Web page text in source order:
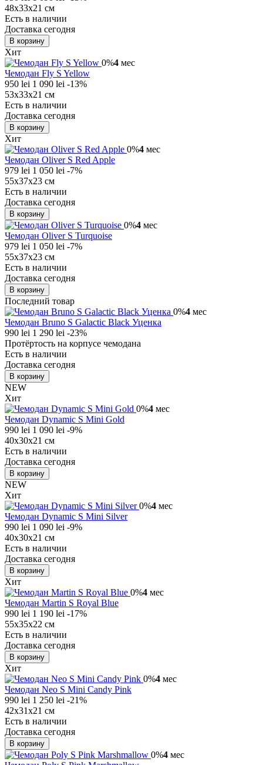
48х33х21 см
Есть в наличии
Доставка сегодня
В корзину
Хит
0%4 мес
Чемодан Fly S Yellow
950 lei 1 090 lei -13%
53х33х21 см
Есть в наличии
Доставка сегодня
В корзину
Хит
0%4 мес
Чемодан Oliver S Red Apple
979 lei 1 050 lei -7%
55x37x23 см
Есть в наличии
Доставка сегодня
В корзину
0%4 мес
Чемодан Oliver S Turquoise
979 lei 1 050 lei -7%
55x37x23 см
Есть в наличии
Доставка сегодня
В корзину
Последний товар
0%4 мес
Чемодан Bruno S Galactic Black Уценка
990 lei 1 290 lei -23%
Протёртость на корпусе чемодана
Есть в наличии
Доставка сегодня
В корзину
NEW
Хит
0%4 мес
Чемодан Dynamic S Mini Gold
990 lei 1 090 lei -9%
40x30x21 см
Есть в наличии
Доставка сегодня
В корзину
NEW
Хит
0%4 мес
Чемодан Dynamic S Mini Silver
990 lei 1 090 lei -9%
40x30x21 см
Есть в наличии
Доставка сегодня
В корзину
Хит
0%4 мес
Чемодан Martin S Royal Blue
990 lei 1 190 lei -17%
55x35x22 см
Есть в наличии
Доставка сегодня
В корзину
Хит
0%4 мес
Чемодан Neo S Mini Candy Pink
990 lei 1 250 lei -21%
42x31x21 см
Есть в наличии
Доставка сегодня
В корзину
0%4 мес